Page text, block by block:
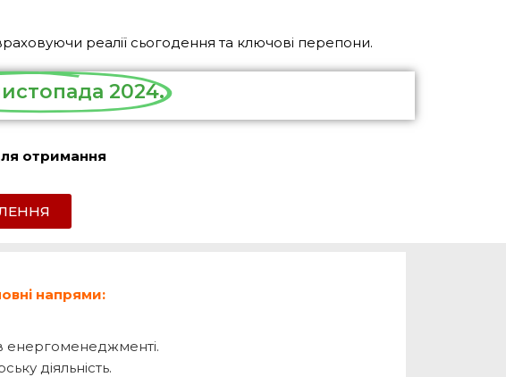
реалії сьогодення та ключові перепони.
2024.
отримання
напрями:
енергоменеджменті.
діяльність.